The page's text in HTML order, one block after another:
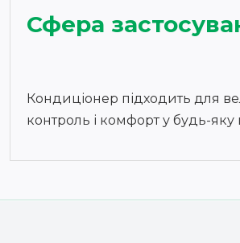
Сфера
Кондиціонер підходить для
контроль і комфорт у будь-яку